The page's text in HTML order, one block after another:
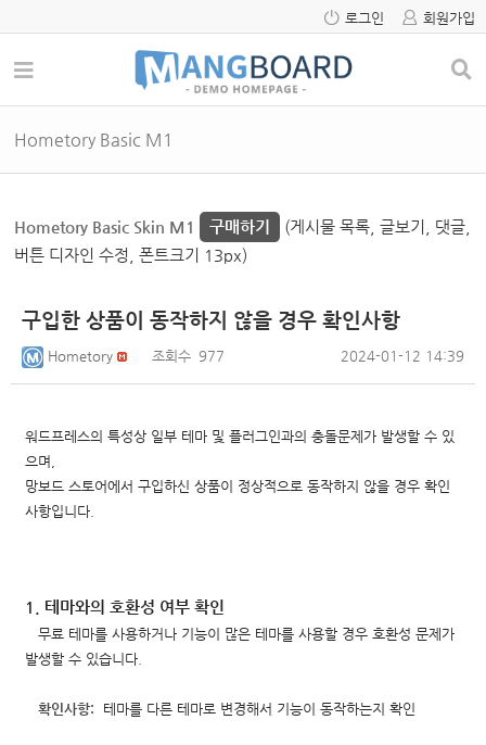
로그인 회원가입
Hometory Basic M1
Hometory Basic Skin M1 구매하기
(게시물 목록, 글보기, 댓글,
버튼 디자인 수정, 폰트크기 13px)
구입한 상품이 동작하지 않을 경우 확인사항
Hometory 조회수 977 2024-01-12 14:39
워드프레스의 특성상 일부 테마 및 플러그인과의 충돌문제가 발생할 수 있
으며,
망보드 스토어에서 구입하신 상품이 정상적으로 동작하지 않을 경우 확인
사항입니다.
1. 테마와의 호환성 여부 확인
무료 테마를 사용하거나 기능이 많은 테마를 사용할 경우 호환성 문제가
발생할 수 있습니다.
확인사항: 테마를 다른 테마로 변경해서 기능이 동작하는지 확인